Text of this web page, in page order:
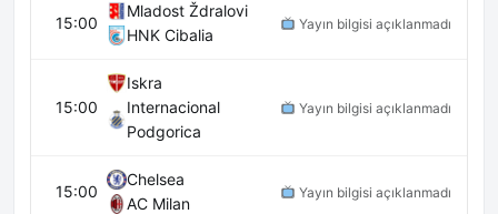
15:00
Mladost Ždralovi
HNK Cibalia
Yayın bilgisi açıklanmadı
15:00
Iskra
Internacional
Podgorica
Yayın bilgisi açıklanmadı
15:00
Chelsea
AC Milan
Yayın bilgisi açıklanmadı